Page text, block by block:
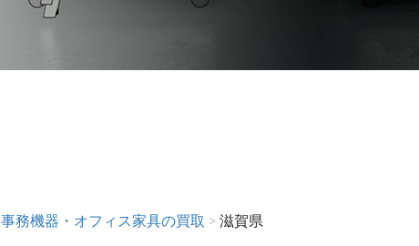
事務機器・オフィス家具の買取 > 滋賀県